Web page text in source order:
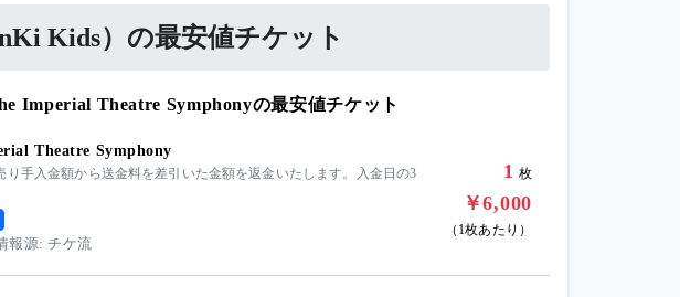
Kids）の最安値チケット
Imperial Theatre Symphonyの最安値チケット
Theatre Symphony
金額から送金料を差引いた金額を返金いたします。入金日の3
報源: チケ流
1 枚
￥6,000
（1枚あたり）